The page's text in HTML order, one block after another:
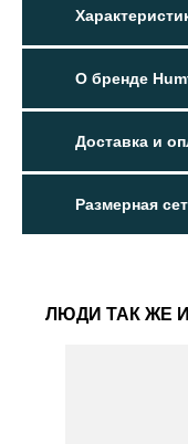
О бренде
Доставка и
Размерная
ЛЮДИ ТАК ЖЕ